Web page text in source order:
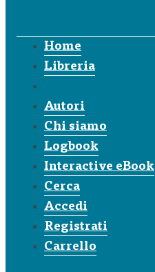
Home
Libreria
Autori
Chi siamo
Logbook
Interactive eBook
Cerca
Accedi
Registrati
Carrello